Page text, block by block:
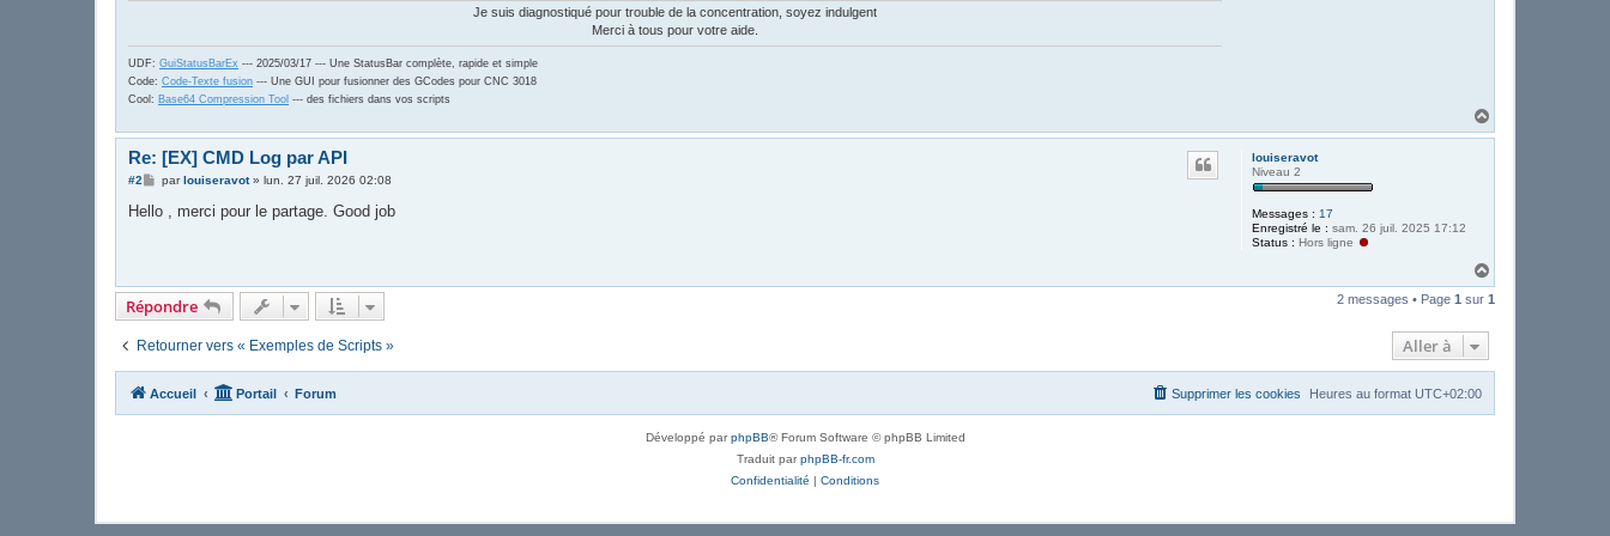
Je suis diagnostiqué pour trouble de la concentration, soyez indulgent
Merci à tous pour votre aide.
UDF: GuiStatusBarEx --- 2025/03/17 --- Une StatusBar complète, rapide et simple
Code: Code-Texte fusion --- Une GUI pour fusionner des GCodes pour CNC 3018
Cool: Base64 Compression Tool --- des fichiers dans vos scripts
a
louiseravot
Niveau 2
Messages : 17
Enregistré le : sam. 26 juil. 2025 17:12
Status : Hors ligne
Re: [EX] CMD Log par API
#2
M
s
parlouiseravot» lun. 27 juil. 2026 02:08
Hello , merci pour le partage. Good job
a
u
Répondre 2 messages • Page 1 sur 1
Retourner vers « Exemples de Scripts » Aller à
Accueil Portail Forum Heures au format UTC+02:00
Supprimer les cookies
Développé parphpBB® Forum Software © phpBB Limited
Traduit parphpBB-fr.com
Confidentialité | Conditions